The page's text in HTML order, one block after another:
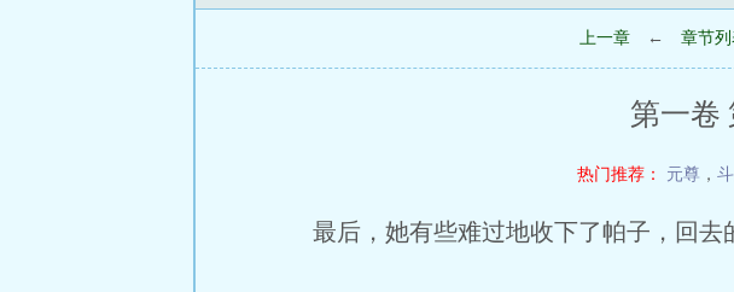
上一章 ← 章节
第一卷
热门推荐： 元尊 ，
最后，她有些难过地收下了帕子，回去